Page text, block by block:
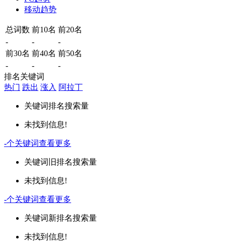
移动趋势
总词数 前10名 前20名
-
-
-
前30名 前40名 前50名
-
-
-
排名关键词
热门 跌出 涨入 阿拉丁
关键词排名搜索量
未找到信息!
-个关键词查看更多
关键词 旧排名搜索量
未找到信息!
-个关键词查看更多
关键词新排名搜索量
未找到信息!